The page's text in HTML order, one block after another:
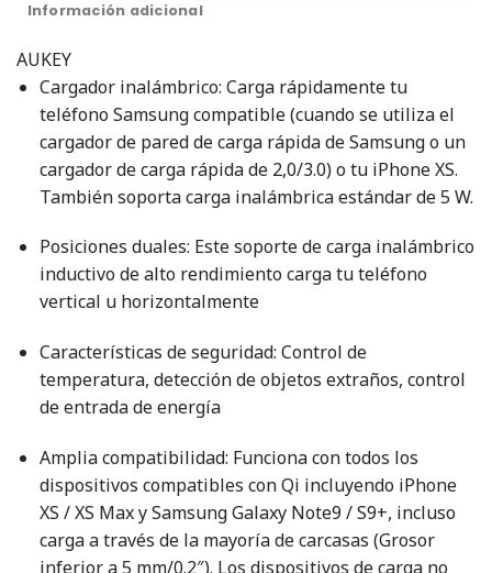
Información adicional
AUKEY
Cargador inalámbrico: Carga rápidamente tu
teléfono Samsung compatible (cuando se utiliza el
cargador de pared de carga rápida de Samsung o un
cargador de carga rápida de 2,0/3.0) o tu iPhone XS.
También soporta carga inalámbrica estándar de 5 W.
Posiciones duales: Este soporte de carga inalámbrico
inductivo de alto rendimiento carga tu teléfono
vertical u horizontalmente
Características de seguridad: Control de
temperatura, detección de objetos extraños, control
de entrada de energía
Amplia compatibilidad: Funciona con todos los
dispositivos compatibles con Qi incluyendo iPhone
XS / XS Max y Samsung Galaxy Note9 / S9+, incluso
carga a través de la mayoría de carcasas (Grosor
inferior a 5 mm/0.2″). Los dispositivos de carga no